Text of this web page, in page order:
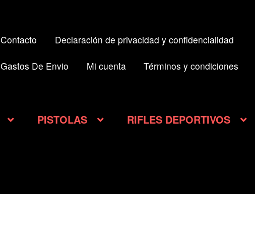
Contacto Declaración de privacidad y confidencialidad
Gastos De Envio Mi cuenta Términos y condiciones
PISTOLAS RIFLES DEPORTIVOS